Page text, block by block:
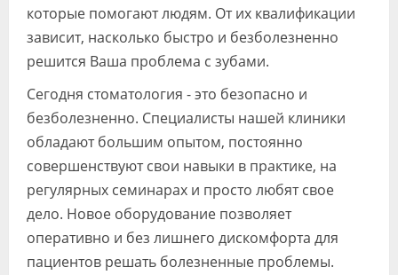
которые помогают людям. От их квалификации
зависит, насколько быстро и безболезненно
решится Ваша проблема с зубами.
Сегодня стоматология - это безопасно и
безболезненно. Специалисты нашей клиники
обладают большим опытом, постоянно
совершенствуют свои навыки в практике, на
регулярных семинарах и просто любят свое
дело. Новое оборудование позволяет
оперативно и без лишнего дискомфорта для
пациентов решать болезненные проблемы.